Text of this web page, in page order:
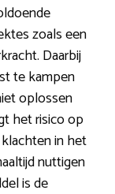
zoals een
Daarbij
te kampen
oplossen
het risico op
in het
nuttigen
is de